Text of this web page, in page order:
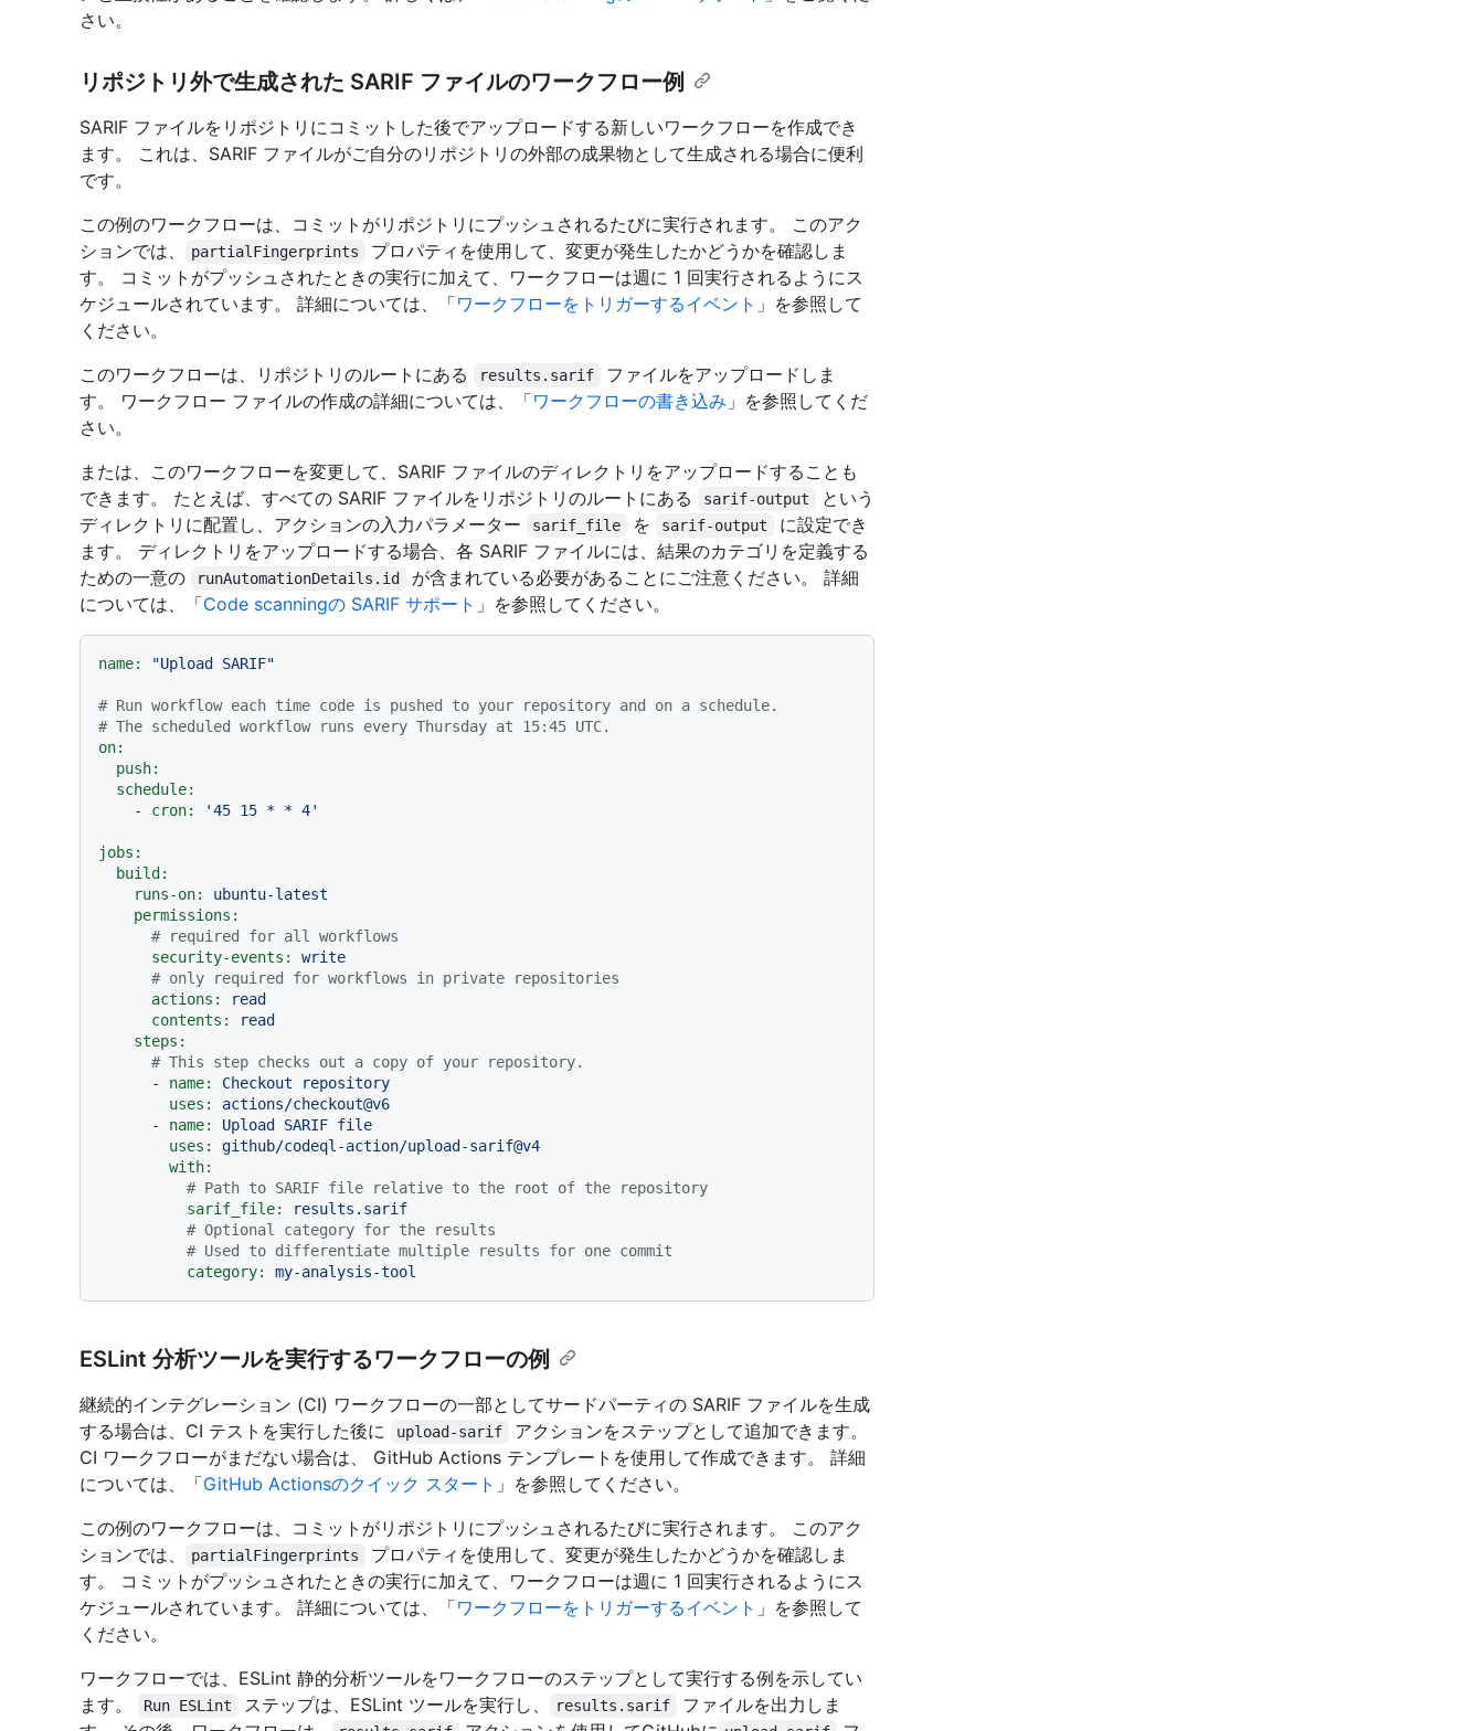
さい。
リポジトリ外で生成された SARIF ファイルのワークフロー例
SARIF ファイルをリポジトリにコミットした後でアップロードする新しいワークフローを作成でき
ます。 これは、SARIF ファイルがご自分のリポジトリの外部の成果物として生成される場合に便利
です。
この例のワークフローは、コミットがリポジトリにプッシュされるたびに実行されます。 このアク
ションでは、
partialFingerprints
プロパティを使用して、変更が発生したかどうかを確認しま
す。 コミットがプッシュされたときの実行に加えて、ワークフローは週に 1 回実行されるようにス
ケジュールされています。 詳細については、「ワークフローをトリガーするイベント 」を参照して
ください。
このワークフローは、リポジトリのルートにある
results.sarif
ファイルをアップロードしま
す。 ワークフロー ファイルの作成の詳細については、「ワークフローの書き込み 」を参照してくだ
さい。
または、このワークフローを変更して、SARIF ファイルのディレクトリをアップロードすることも
できます。 たとえば、すべての SARIF ファイルをリポジトリのルートにある
sarif-output
という
ディレクトリに配置し、アクションの入力パラメーター
sarif_file を sarif-output
に設定でき
ます。 ディレクトリをアップロードする場合、各 SARIF ファイルには、結果のカテゴリを定義する
ための一意の
runAutomationDetails.id
が含まれている必要があることにご注意ください。 詳細
については、「Code scanningの SARIF サポート 」を参照してください。
name: "Upload SARIF"
# Run workflow each time code is pushed to your repository and on a schedule.
# The scheduled workflow runs every Thursday at 15:45 UTC.
on:
push:
schedule:
-
cron: '45 15 * * 4'
jobs:
build:
runs-on:
ubuntu-latest
permissions:
# required for all workflows
security-events:
write
# only required for workflows in private repositories
actions:
read
contents:
read
steps:
# This step checks out a copy of your repository.
-
name: Checkout
repository
uses:
actions/checkout@v6
-
name: Upload SARIF file
uses:
github/codeql-action/upload-sarif@v4
with:
# Path to SARIF file relative to the root of the repository
sarif_file:
results.sarif
# Optional category for the results
# Used to differentiate multiple results for one commit
category:
my-analysis-tool
ESLint 分析ツールを実行するワークフローの例
継続的インテグレーション (CI) ワークフローの一部としてサードパーティの SARIF ファイルを生成
する場合は、CI テストを実行した後に
upload-sarif
アクションをステップとして追加できます。
CI ワークフローがまだない場合は、 GitHub Actions テンプレートを使用して作成できます。 詳細
については、「GitHub Actionsのクイック スタート 」を参照してください。
この例のワークフローは、コミットがリポジトリにプッシュされるたびに実行されます。 このアク
ションでは、
partialFingerprints
プロパティを使用して、変更が発生したかどうかを確認しま
す。 コミットがプッシュされたときの実行に加えて、ワークフローは週に 1 回実行されるようにス
ケジュールされています。 詳細については、「ワークフローをトリガーするイベント 」を参照して
ください。
ワークフローでは、ESLint 静的分析ツールをワークフローのステップとして実行する例を示してい
ます。
Run ESLint ステップは、ESLint ツールを実行し、 results.sarif
ファイルを出力しま